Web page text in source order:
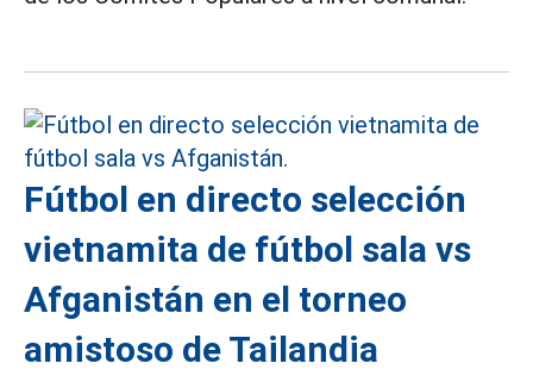
Fútbol en directo selección
vietnamita de fútbol sala vs
Afganistán en el torneo
amistoso de Tailandia